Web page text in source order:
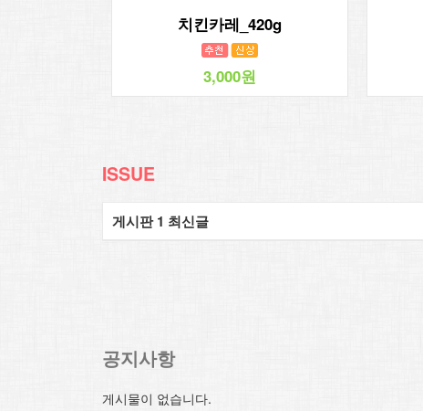
치킨카레_420g
3,000원
ISSUE
게시판 1 최신글
공지사항
게시물이 없습니다.